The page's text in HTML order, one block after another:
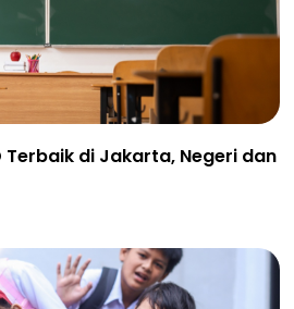
Terbaik di Jakarta, Negeri dan